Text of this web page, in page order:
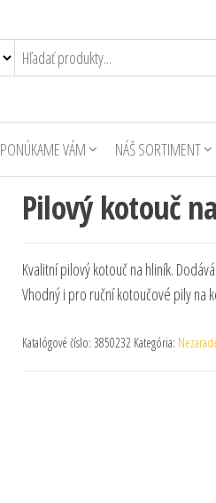
PONÚKAME VÁM NÁŠ SORTIMENT
Pilový kotouč
Kvalitní pilový kotouč na hliník.
Vhodný i pro ruční kotoučové pily na
Katalógové číslo: 3850232 Kategória: